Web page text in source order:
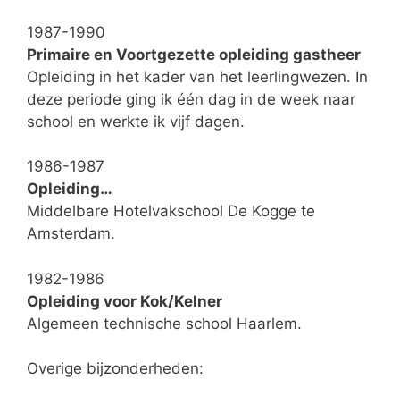
1987-1990
Primaire en Voortgezette opleiding gastheer
Opleiding in het kader van het leerlingwezen. In
deze periode ging ik één dag in de week naar
school en werkte ik vijf dagen.
1986-1987
Opleiding…
Middelbare Hotelvakschool De Kogge te
Amsterdam.
1982-1986
Opleiding voor Kok/Kelner
Algemeen technische school Haarlem.
Overige bijzonderheden: